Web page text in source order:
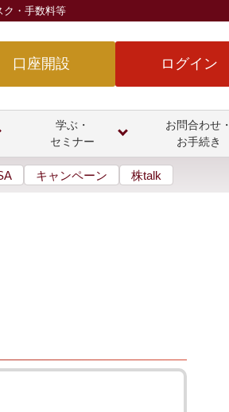
口座開設 ログイン
ク・手数料等
学ぶ・
セミナー
お問合わせ・
お手続き
キャンペーン 株talk